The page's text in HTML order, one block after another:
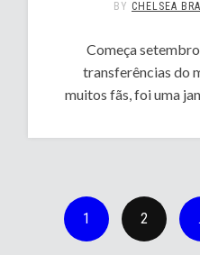
BY CHELSEA
Começa
transferências do
muitos fãs, foi uma
1 2